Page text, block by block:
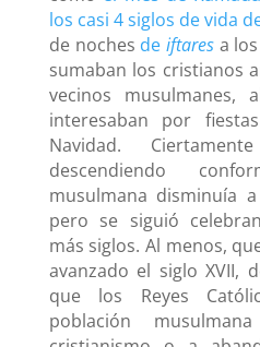
los casi 4 siglos de vida
de noches de iftaresa los
sumaban los cristianos
vecinos
interesaban por
Navidad.
descendiendo
musulmana disminuía
pero se siguió
más siglos. Al menos,
avanzado el siglo XVII,
que los Reyes
población